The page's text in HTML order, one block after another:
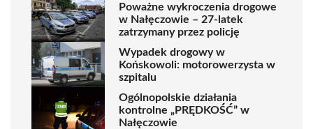
Poważne wykroczenia drogowe
w Nałęczowie – 27-latek
zatrzymany przez policję
Wypadek drogowy w
Końskowoli: motorowerzysta w
szpitalu
Ogólnopolskie działania
kontrolne „PRĘDKOŚĆ” w
Nałęczowie